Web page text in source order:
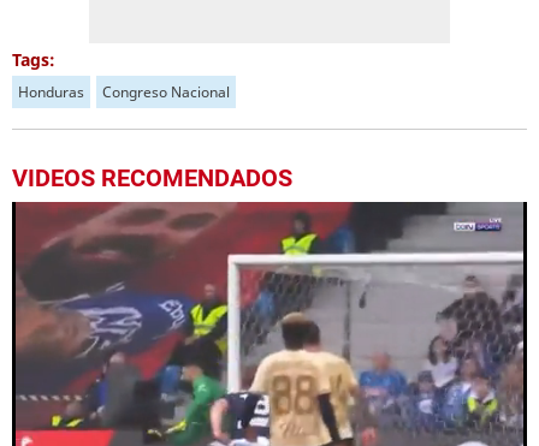
Tags:
Honduras Congreso Nacional
VIDEOS RECOMENDADOS